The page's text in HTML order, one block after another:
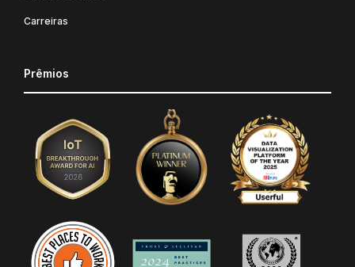
Carreiras
Prêmios